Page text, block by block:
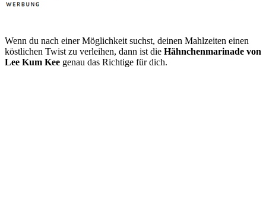
Wenn du nach einer Möglichkeit suchst, deinen Mahlzeiten einen
köstlichen Twist zu verleihen, dann ist die Hähnchenmarinade von
Lee Kum Kee genau das Richtige für dich.